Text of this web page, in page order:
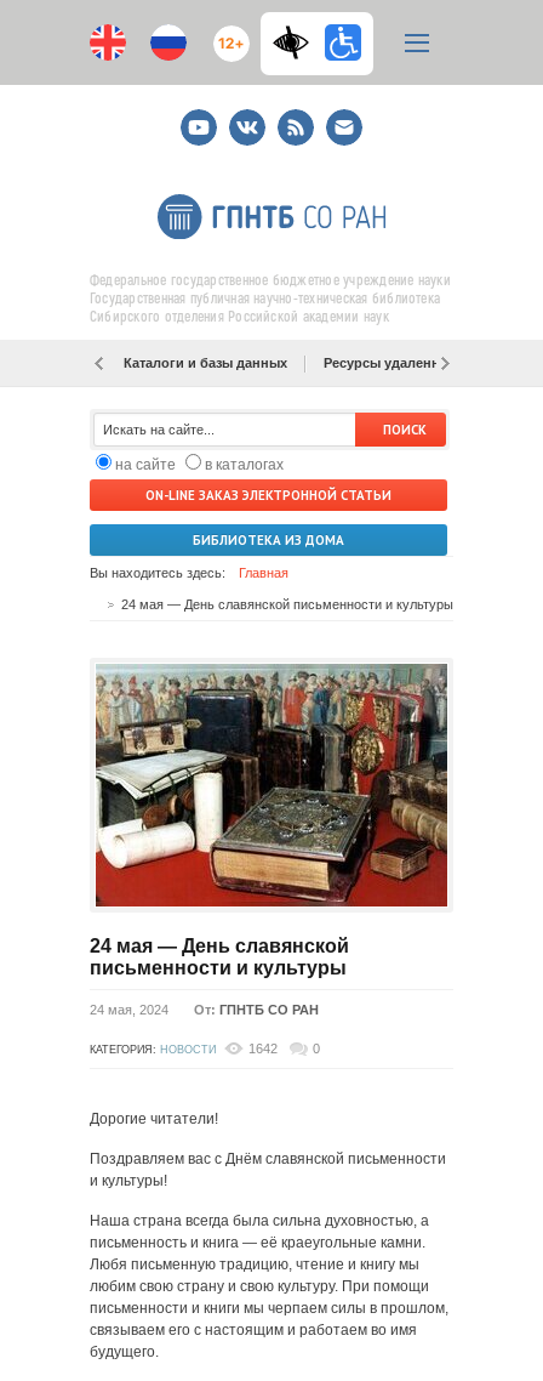
12+
YoutubeВКонтакте
RSS
E-
mail
подписка
Федеральное государственное бюджетное учреждение науки
Государственная публичная научно-техническая библиотека
Сибирского отделения Российской академии наук
Каталоги и базы данных Ресурсы удаленного доступа
на сайте
в каталогах
ON-LINE ЗАКАЗ ЭЛЕКТРОННОЙ СТАТЬИ
БИБЛИОТЕКА ИЗ ДОМА
Вы находитесь здесь: Главная
24 мая — День славянской письменности и культуры
24 мая — День славянской
письменности и культуры
24 мая, 2024 От: ГПНТБ СО РАН
КАТЕГОРИЯ: НОВОСТИ 1642 0
Дорогие читатели!
Поздравляем вас с Днём славянской письменности
и культуры!
Наша страна всегда была сильна духовностью, а
письменность и книга — её краеугольные камни.
Любя письменную традицию, чтение и книгу мы
любим свою страну и свою культуру. При помощи
письменности и книги мы черпаем силы в прошлом,
связываем его с настоящим и работаем во имя
будущего.